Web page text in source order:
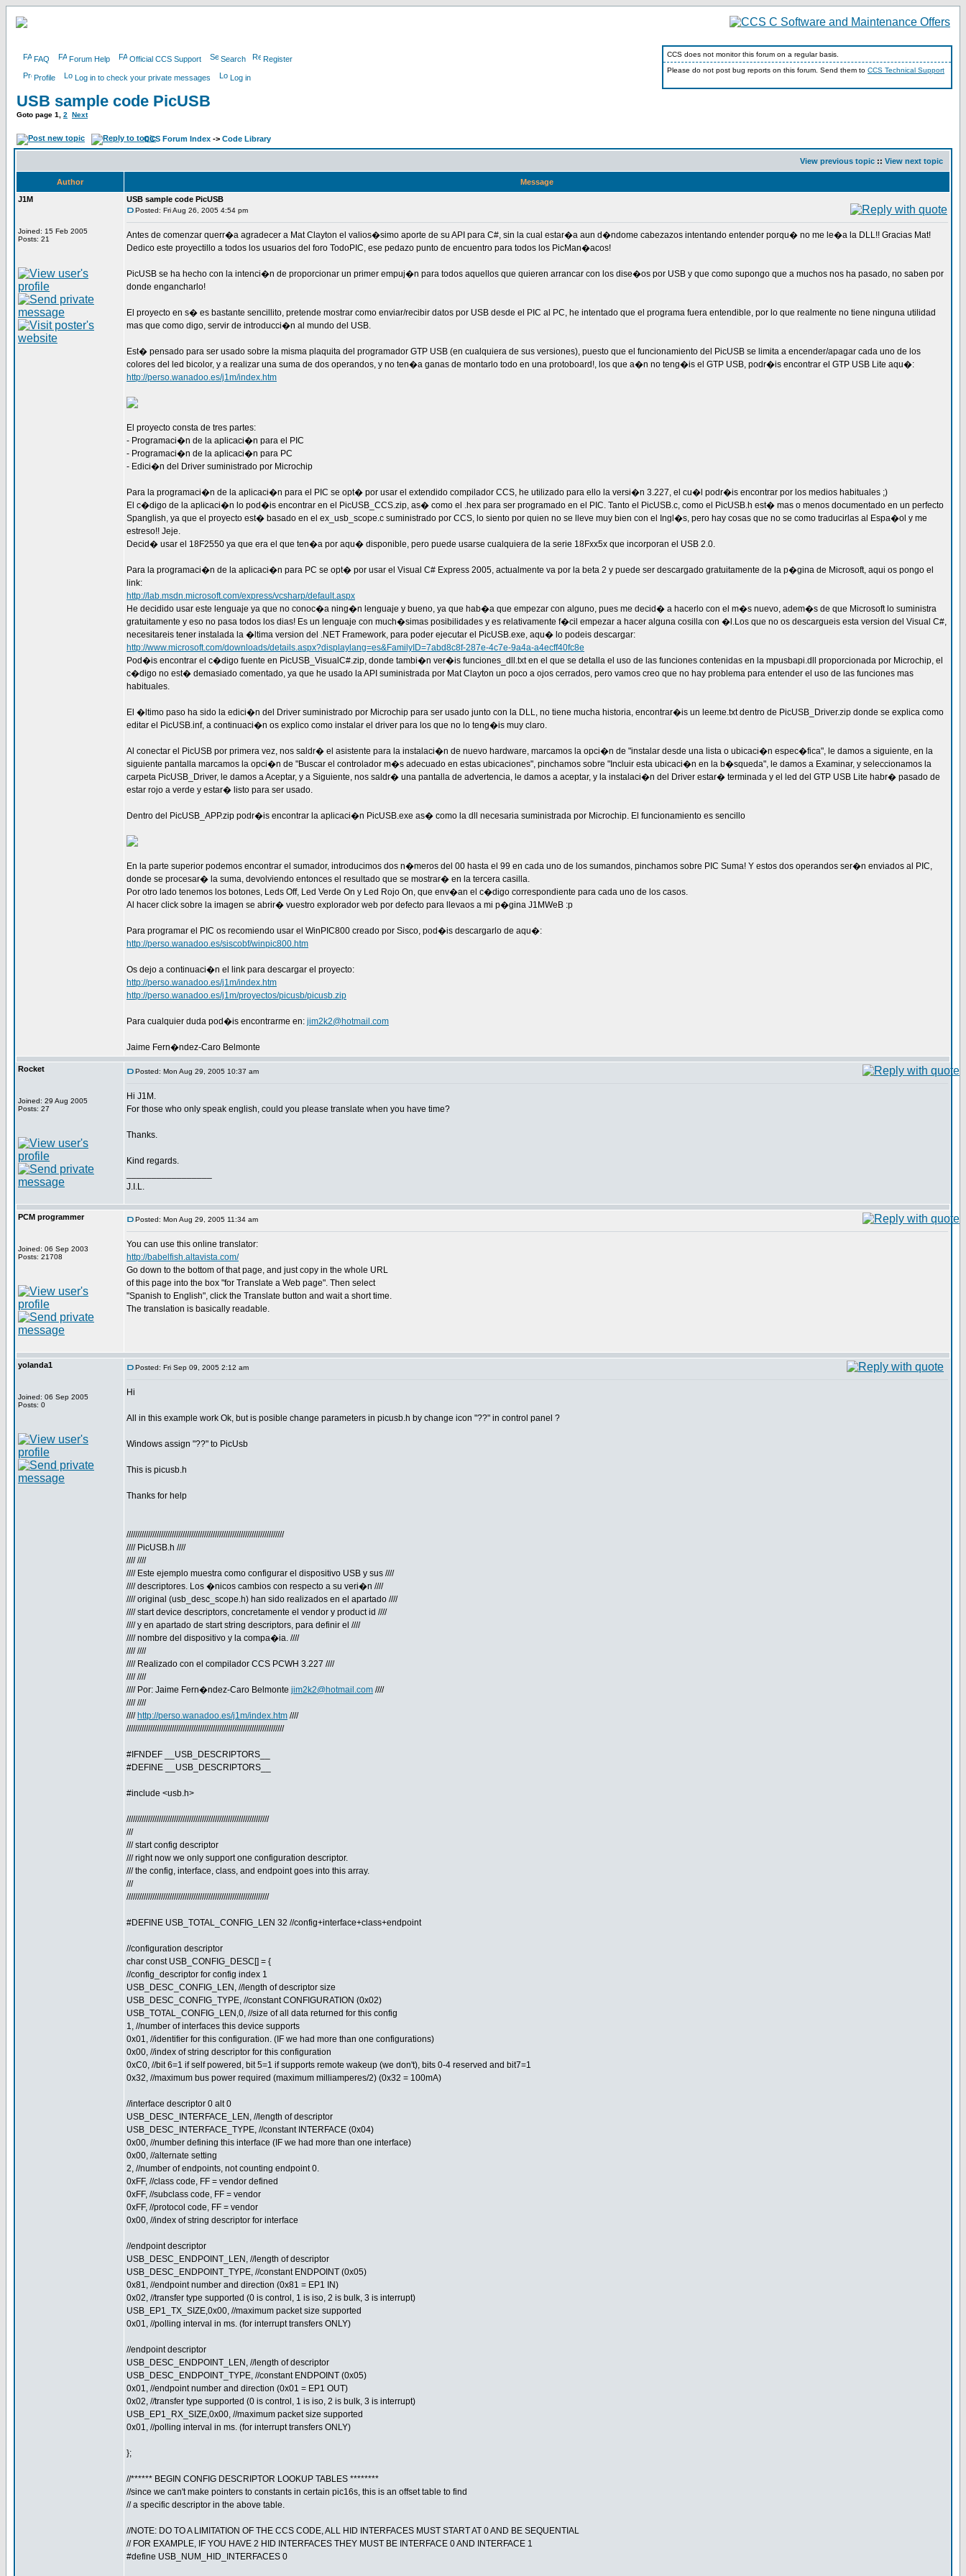
FAQ Forum Help Official CCS Support Search Register
Profile Log in to check your private messages Log in
CCS does not monitor this forum on a regular basis.
Please do not post bug reports on this forum. Send them to CCS Technical Support
USB sample code PicUSB
Goto page 1 2 Next
CCS Forum Index -> Code Library
View previous topic :: View next topic
Author
Message
J1M
Joined: 15 Feb 2005
Posts: 21
USB sample code PicUSB
Posted: Fri Aug 26, 2005 4:54 pm
Antes de comenzar querr�a agradecer a Mat Clayton el valios�simo aporte de su API para C#, sin la cual estar�a aun d�ndome cabezazos intentando entender porqu� no me le�a la DLL!! Gracias Mat!
Dedico este proyectillo a todos los usuarios del foro TodoPIC, ese pedazo punto de encuentro para todos los PicMan�acos!
PicUSB se ha hecho con la intenci�n de proporcionar un primer empuj�n para todos aquellos que quieren arrancar con los dise�os por USB y que como supongo que a muchos nos ha pasado, no saben por
donde engancharlo!
El proyecto en s� es bastante sencillito, pretende mostrar como enviar/recibir datos por USB desde el PIC al PC, he intentado que el programa fuera entendible, por lo que realmente no tiene ninguna utilidad
mas que como digo, servir de introducci�n al mundo del USB.
Est� pensado para ser usado sobre la misma plaquita del programador GTP USB (en cualquiera de sus versiones), puesto que el funcionamiento del PicUSB se limita a encender/apagar cada uno de los
colores del led bicolor, y a realizar una suma de dos operandos, y no ten�a ganas de montarlo todo en una protoboard!, los que a�n no teng�is el GTP USB, podr�is encontrar el GTP USB Lite aqu�:
http://perso.wanadoo.es/j1m/index.htm
El proyecto consta de tres partes:
- Programaci�n de la aplicaci�n para el PIC
- Programaci�n de la aplicaci�n para PC
- Edici�n del Driver suministrado por Microchip
Para la programaci�n de la aplicaci�n para el PIC se opt� por usar el extendido compilador CCS, he utilizado para ello la versi�n 3.227, el cu�l podr�is encontrar por los medios habituales ;)
El c�digo de la aplicaci�n lo pod�is encontrar en el PicUSB_CCS.zip, as� como el .hex para ser programado en el PIC. Tanto el PicUSB.c, como el PicUSB.h est� mas o menos documentado en un perfecto
Spanglish, ya que el proyecto est� basado en el ex_usb_scope.c suministrado por CCS, lo siento por quien no se lleve muy bien con el Ingl�s, pero hay cosas que no se como traducirlas al Espa�ol y me
estreso!! Jeje.
Decid� usar el 18F2550 ya que era el que ten�a por aqu� disponible, pero puede usarse cualquiera de la serie 18Fxx5x que incorporan el USB 2.0.
Para la programaci�n de la aplicaci�n para PC se opt� por usar el Visual C# Express 2005, actualmente va por la beta 2 y puede ser descargado gratuitamente de la p�gina de Microsoft, aqui os pongo el
link:
http://lab.msdn.microsoft.com/express/vcsharp/default.aspx
He decidido usar este lenguaje ya que no conoc�a ning�n lenguaje y bueno, ya que hab�a que empezar con alguno, pues me decid� a hacerlo con el m�s nuevo, adem�s de que Microsoft lo suministra
gratuitamente y eso no pasa todos los dias! Es un lenguaje con much�simas posibilidades y es relativamente f�cil empezar a hacer alguna cosilla con �l.Los que no os descargueis esta version del Visual C#,
necesitareis tener instalada la �ltima version del .NET Framework, para poder ejecutar el PicUSB.exe, aqu� lo podeis descargar:
http://www.microsoft.com/downloads/details.aspx?displaylang=es&FamilyID=7abd8c8f-287e-4c7e-9a4a-a4ecff40fc8e
Pod�is encontrar el c�digo fuente en PicUSB_VisualC#.zip, donde tambi�n ver�is funciones_dll.txt en el que se detalla el uso de las funciones contenidas en la mpusbapi.dll proporcionada por Microchip, el
c�digo no est� demasiado comentado, ya que he usado la API suministrada por Mat Clayton un poco a ojos cerrados, pero vamos creo que no hay problema para entender el uso de las funciones mas
habituales.
El �ltimo paso ha sido la edici�n del Driver suministrado por Microchip para ser usado junto con la DLL, no tiene mucha historia, encontrar�is un leeme.txt dentro de PicUSB_Driver.zip donde se explica como
editar el PicUSB.inf, a continuaci�n os explico como instalar el driver para los que no lo teng�is muy claro.
Al conectar el PicUSB por primera vez, nos saldr� el asistente para la instalaci�n de nuevo hardware, marcamos la opci�n de "instalar desde una lista o ubicaci�n espec�fica", le damos a siguiente, en la
siguiente pantalla marcamos la opci�n de "Buscar el controlador m�s adecuado en estas ubicaciones", pinchamos sobre "Incluir esta ubicaci�n en la b�squeda", le damos a Examinar, y seleccionamos la
carpeta PicUSB_Driver, le damos a Aceptar, y a Siguiente, nos saldr� una pantalla de advertencia, le damos a aceptar, y la instalaci�n del Driver estar� terminada y el led del GTP USB Lite habr� pasado de
estar rojo a verde y estar� listo para ser usado.
Dentro del PicUSB_APP.zip podr�is encontrar la aplicaci�n PicUSB.exe as� como la dll necesaria suministrada por Microchip. El funcionamiento es sencillo
En la parte superior podemos encontrar el sumador, introducimos dos n�meros del 00 hasta el 99 en cada uno de los sumandos, pinchamos sobre PIC Suma! Y estos dos operandos ser�n enviados al PIC,
donde se procesar� la suma, devolviendo entonces el resultado que se mostrar� en la tercera casilla.
Por otro lado tenemos los botones, Leds Off, Led Verde On y Led Rojo On, que env�an el c�digo correspondiente para cada uno de los casos.
Al hacer click sobre la imagen se abrir� vuestro explorador web por defecto para llevaos a mi p�gina J1MWeB :p
Para programar el PIC os recomiendo usar el WinPIC800 creado por Sisco, pod�is descargarlo de aqu�:
http://perso.wanadoo.es/siscobf/winpic800.htm
Os dejo a continuaci�n el link para descargar el proyecto:
http://perso.wanadoo.es/j1m/index.htm
http://perso.wanadoo.es/j1m/proyectos/picusb/picusb.zip
Para cualquier duda pod�is encontrarme en: jim2k2@hotmail.com
Jaime Fern�ndez-Caro Belmonte
Rocket
Joined: 29 Aug 2005
Posts: 27
Posted: Mon Aug 29, 2005 10:37 am
Hi J1M.
For those who only speak english, could you please translate when you have time?
Thanks.
Kind regards.
J.I.L.
PCM programmer
Joined: 06 Sep 2003
Posts: 21708
Posted: Mon Aug 29, 2005 11:34 am
You can use this online translator:
http://babelfish.altavista.com/
Go down to the bottom of that page, and just copy in the whole URL
of this page into the box "for Translate a Web page". Then select
"Spanish to English", click the Translate button and wait a short time.
The translation is basically readable.
yolanda1
Joined: 06 Sep 2005
Posts: 0
Posted: Fri Sep 09, 2005 2:12 am
Hi
All in this example work Ok, but is posible change parameters in picusb.h by change icon "??" in control panel ?
Windows assign "??" to PicUsb
This is picusb.h
Thanks for help
/////////////////////////////////////////////////////////////////////////
//// PicUSB.h ////
//// ////
//// Este ejemplo muestra como configurar el dispositivo USB y sus ////
//// descriptores. Los �nicos cambios con respecto a su veri�n ////
//// original (usb_desc_scope.h) han sido realizados en el apartado ////
//// start device descriptors, concretamente el vendor y product id ////
//// y en apartado de start string descriptors, para definir el ////
//// nombre del dispositivo y la compa�ia. ////
//// ////
//// Realizado con el compilador CCS PCWH 3.227 ////
//// ////
//// Por: Jaime Fern�ndez-Caro Belmonte jim2k2@hotmail.com ////
//// ////
//// http://perso.wanadoo.es/j1m/index.htm ////
/////////////////////////////////////////////////////////////////////////
#IFNDEF __USB_DESCRIPTORS__
#DEFINE __USB_DESCRIPTORS__
#include <usb.h>
//////////////////////////////////////////////////////////////////
///
/// start config descriptor
/// right now we only support one configuration descriptor.
/// the config, interface, class, and endpoint goes into this array.
///
//////////////////////////////////////////////////////////////////
#DEFINE USB_TOTAL_CONFIG_LEN 32 //config+interface+class+endpoint
//configuration descriptor
char const USB_CONFIG_DESC[] = {
//config_descriptor for config index 1
USB_DESC_CONFIG_LEN, //length of descriptor size
USB_DESC_CONFIG_TYPE, //constant CONFIGURATION (0x02)
USB_TOTAL_CONFIG_LEN,0, //size of all data returned for this config
1, //number of interfaces this device supports
0x01, //identifier for this configuration. (IF we had more than one configurations)
0x00, //index of string descriptor for this configuration
0xC0, //bit 6=1 if self powered, bit 5=1 if supports remote wakeup (we don't), bits 0-4 reserved and bit7=1
0x32, //maximum bus power required (maximum milliamperes/2) (0x32 = 100mA)
//interface descriptor 0 alt 0
USB_DESC_INTERFACE_LEN, //length of descriptor
USB_DESC_INTERFACE_TYPE, //constant INTERFACE (0x04)
0x00, //number defining this interface (IF we had more than one interface)
0x00, //alternate setting
2, //number of endpoints, not counting endpoint 0.
0xFF, //class code, FF = vendor defined
0xFF, //subclass code, FF = vendor
0xFF, //protocol code, FF = vendor
0x00, //index of string descriptor for interface
//endpoint descriptor
USB_DESC_ENDPOINT_LEN, //length of descriptor
USB_DESC_ENDPOINT_TYPE, //constant ENDPOINT (0x05)
0x81, //endpoint number and direction (0x81 = EP1 IN)
0x02, //transfer type supported (0 is control, 1 is iso, 2 is bulk, 3 is interrupt)
USB_EP1_TX_SIZE,0x00, //maximum packet size supported
0x01, //polling interval in ms. (for interrupt transfers ONLY)
//endpoint descriptor
USB_DESC_ENDPOINT_LEN, //length of descriptor
USB_DESC_ENDPOINT_TYPE, //constant ENDPOINT (0x05)
0x01, //endpoint number and direction (0x01 = EP1 OUT)
0x02, //transfer type supported (0 is control, 1 is iso, 2 is bulk, 3 is interrupt)
USB_EP1_RX_SIZE,0x00, //maximum packet size supported
0x01, //polling interval in ms. (for interrupt transfers ONLY)
};
//****** BEGIN CONFIG DESCRIPTOR LOOKUP TABLES ********
//since we can't make pointers to constants in certain pic16s, this is an offset table to find
// a specific descriptor in the above table.
//NOTE: DO TO A LIMITATION OF THE CCS CODE, ALL HID INTERFACES MUST START AT 0 AND BE SEQUENTIAL
// FOR EXAMPLE, IF YOU HAVE 2 HID INTERFACES THEY MUST BE INTERFACE 0 AND INTERFACE 1
#define USB_NUM_HID_INTERFACES 0